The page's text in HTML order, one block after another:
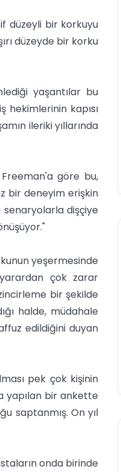
düzeyli bir korkuyu
düzeyde bir korku
yaşantılar bu
hekimlerinin kapısı
ileriki yıllarında
göre bu,
bir deneyim erişkin
senaryolarla dişçiye
yeşermesinde
çok zarar
bir şekilde
halde, müdahale
edildiğini duyan
pek çok kişinin
yapılan bir ankette
saptanmış. On yıl
onda birinde